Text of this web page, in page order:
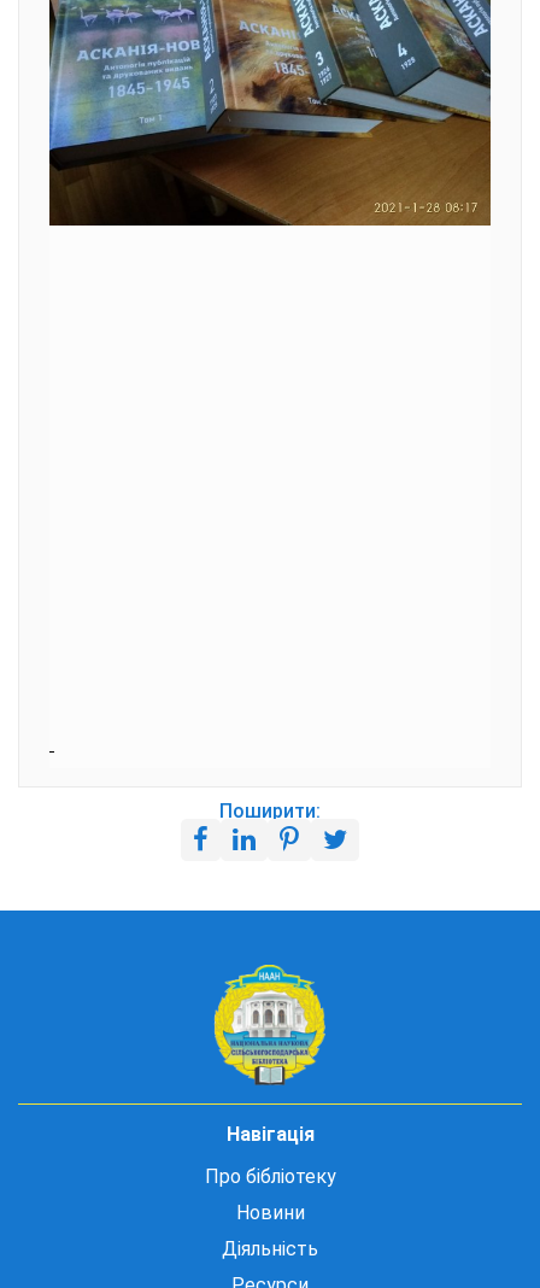
Поширити:
Навігація
Про бібліотеку
Новини
Діяльність